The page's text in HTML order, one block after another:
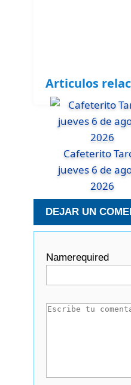
Articulos
Cafeterito
jueves 6 de
2026
DEJAR UN
Namerequired